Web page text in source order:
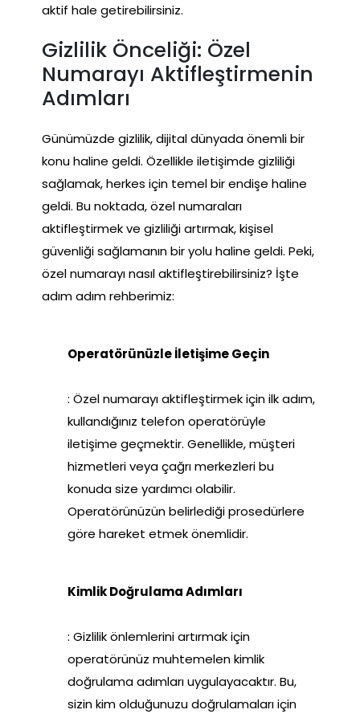
aktif hale getirebilirsiniz.
Gizlilik Önceliği: Özel
Numarayı Aktifleştirmenin
Adımları
Günümüzde gizlilik, dijital dünyada önemli bir
konu haline geldi. Özellikle iletişimde gizliliği
sağlamak, herkes için temel bir endişe haline
geldi. Bu noktada, özel numaraları
aktifleştirmek ve gizliliği artırmak, kişisel
güvenliği sağlamanın bir yolu haline geldi. Peki,
özel numarayı nasıl aktifleştirebilirsiniz? İşte
adım adım rehberimiz:
Operatörünüzle İletişime Geçin
: Özel numarayı aktifleştirmek için ilk adım,
kullandığınız telefon operatörüyle
iletişime geçmektir. Genellikle, müşteri
hizmetleri veya çağrı merkezleri bu
konuda size yardımcı olabilir.
Operatörünüzün belirlediği prosedürlere
göre hareket etmek önemlidir.
Kimlik Doğrulama Adımları
: Gizlilik önlemlerini artırmak için
operatörünüz muhtemelen kimlik
doğrulama adımları uygulayacaktır. Bu,
sizin kim olduğunuzu doğrulamaları için